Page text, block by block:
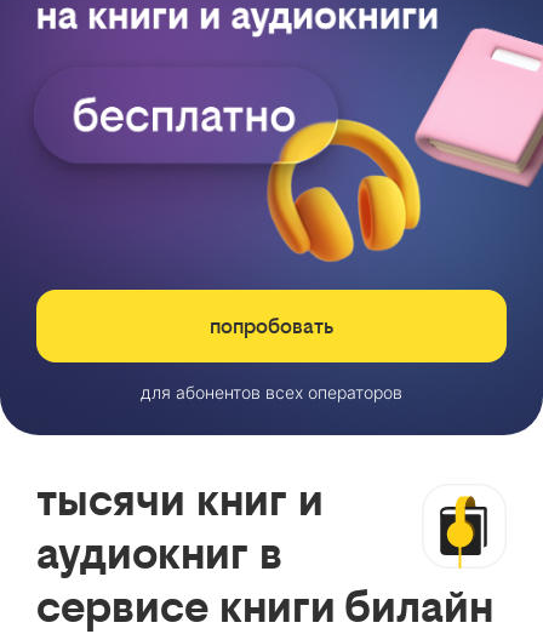
попробовать
для абонентов всех операторов
тысячи книг и
аудиокниг в
сервисе книги билайн